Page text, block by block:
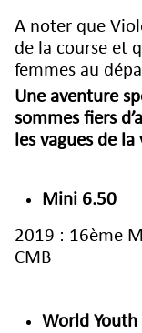
A noter que
de la course et
femmes au
Une aventure
sommes fiers
les vagues de la
Mini 6.50
2019 : 16ème
CMB
World